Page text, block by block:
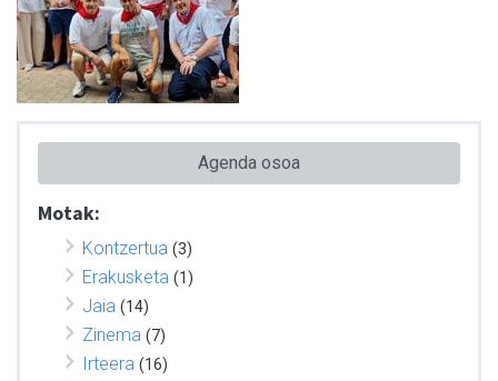
Agenda osoa
Motak:
Kontzertua (3)
Erakusketa (1)
Jaia (14)
Zinema (7)
Irteera (16)